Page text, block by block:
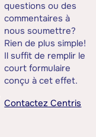
questions ou des
commentaires à
nous soumettre?
Rien de plus simple!
Il suffit de remplir le
court formulaire
conçu à cet effet.
Contactez Centris